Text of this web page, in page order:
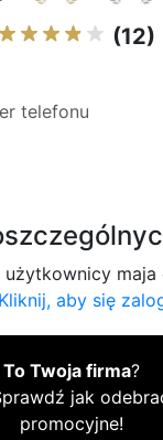
(12)
telefonu
Kliknij, aby się
To Twoja firma?
jak
promocyjne!